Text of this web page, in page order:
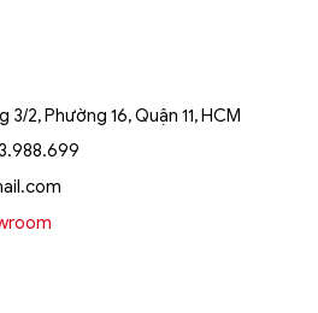
3/2, Phường 16, Quận 11, HCM